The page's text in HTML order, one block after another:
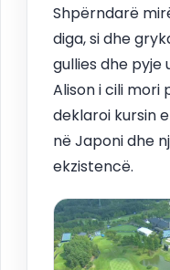
Shpërndarë
diga, si dhe
gullies dhe pyje
Alison i cili mori
deklaroi kursin
në Japoni dhe
ekzistencë.